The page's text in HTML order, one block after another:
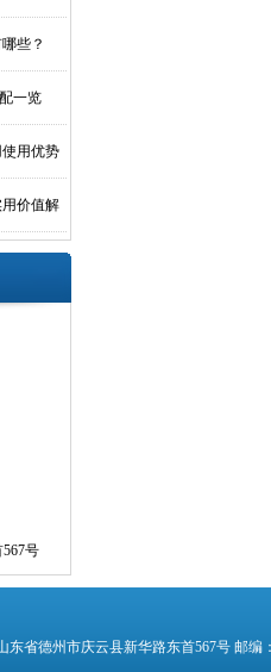
些？
一览
用优势
价值解
号
东省德州市庆云县新华路东首567号 邮编